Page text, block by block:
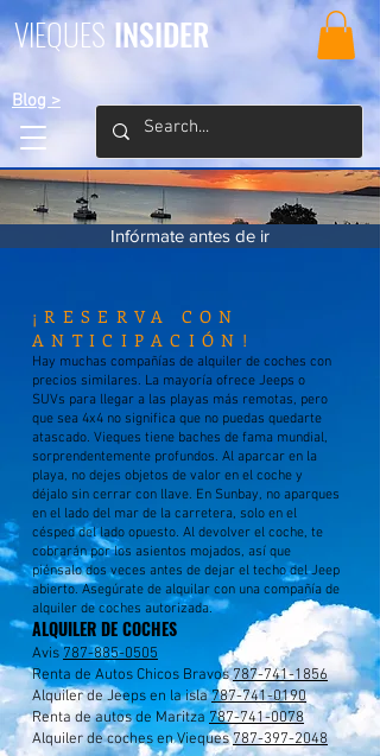
Blog >
VIEQUES INSIDER
Infórmate antes de ir
¡RESERVA CON
ANTICIPACIÓN!
Hay muchas compañías de alquiler de coches con
precios similares. La mayoría ofrece Jeeps o
SUVs para llegar a las playas más remotas, pero
que sea 4x4 no significa que no puedas quedarte
atascado. Vieques tiene baches de fama mundial,
sorprendentemente profundos. Al aparcar en la
playa, no dejes objetos de valor en el coche y
déjalo sin cerrar con llave. En Sunbay, no aparques
en el lado del mar de la carretera, solo en el
césped del lado opuesto. Al devolver el coche, te
cobrarán por los asientos mojados, así que
piénsalo dos veces antes de dejar el techo del Jeep
abierto. Asegúrate de alquilar con una compañía de
alquiler de coches autorizada.
ALQUILER DE COCHES
Avis 787-885-0505
Renta de Autos Chicos Bravos787-741-1856
Alquiler de Jeeps en la isla787-741-0190
Renta de autos de Maritza787-741-0078
Alquiler de coches en Vieques787-397-2048